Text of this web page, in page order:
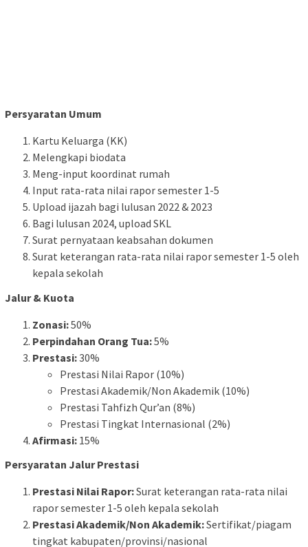
Persyaratan Umum
Kartu Keluarga (KK)
Melengkapi biodata
Meng-input koordinat rumah
Input rata-rata nilai rapor semester 1-5
Upload ijazah bagi lulusan 2022 & 2023
Bagi lulusan 2024, upload SKL
Surat pernyataan keabsahan dokumen
Surat keterangan rata-rata nilai rapor semester 1-5 oleh
kepala sekolah
Jalur & Kuota
Zonasi:50%
Perpindahan Orang Tua:5%
Prestasi:30%
Prestasi Nilai Rapor (10%)
Prestasi Akademik/Non Akademik (10%)
Prestasi Tahfizh Qur’an (8%)
Prestasi Tingkat Internasional (2%)
Afirmasi: 15%
Persyaratan Jalur Prestasi
Prestasi Nilai Rapor:Surat keterangan rata-rata nilai
rapor semester 1-5 oleh kepala sekolah
Prestasi Akademik/Non Akademik:Sertifikat/piagam
tingkat kabupaten/provinsi/nasional